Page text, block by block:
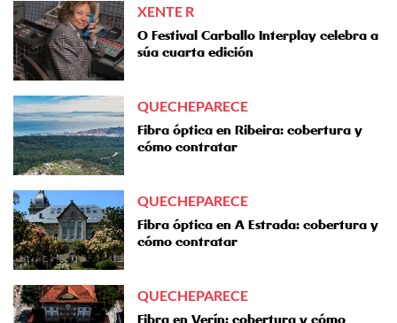
XENTE R
O Festival Carballo Interplay celebra a
súa cuarta edición
QUECHEPARECE
Fibra óptica en Ribeira: cobertura y
cómo contratar
QUECHEPARECE
Fibra óptica en A Estrada: cobertura y
cómo contratar
QUECHEPARECE
Fibra en Verín: cobertura y cómo